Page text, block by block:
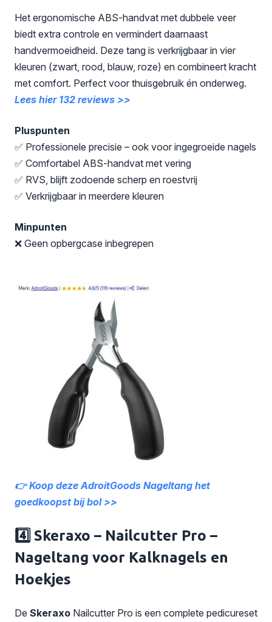
Het ergonomische ABS-handvat met dubbele veer
biedt extra controle en vermindert daarnaast
handvermoeidheid. Deze tang is verkrijgbaar in vier
kleuren (zwart, rood, blauw, roze) en combineert kracht
met comfort. Perfect voor thuisgebruik én onderweg.
Lees hier 132 reviews >>
Pluspunten
✅ Professionele precisie – ook voor ingegroeide nagels
✅ Comfortabel ABS-handvat met vering
✅ RVS, blijft zodoende scherp en roestvrij
✅ Verkrijgbaar in meerdere kleuren
Minpunten
❌ Geen opbergcase inbegrepen
👉 Koop deze AdroitGoods Nageltang het
goedkoopst bij bol >>
4️⃣ Skeraxo – Nailcutter Pro –
Nageltang voor Kalknagels en
Hoekjes
De Skeraxo Nailcutter Pro is een complete pedicureset